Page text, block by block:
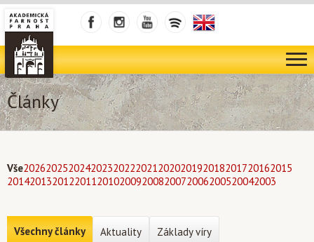
Články
Vše202620252024202320222021202020192018201720162015
201420132012201120102009200820072006200520042003
Všechny články Aktuality Základy víry